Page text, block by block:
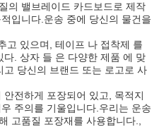
의 밸브레이드 카드보드로 제작
입니다.운송 중에 당신의 물건을
고 있으며, 테이프 나 접착제 를
. 상자 들 은 다양한 제품 에 맞
당신의 브랜드 또는 로고로 사
전하게 포장되어 있고, 목적지
주의를 기울입니다.우리는 운송
고품질 포장재를 사용합니다.,